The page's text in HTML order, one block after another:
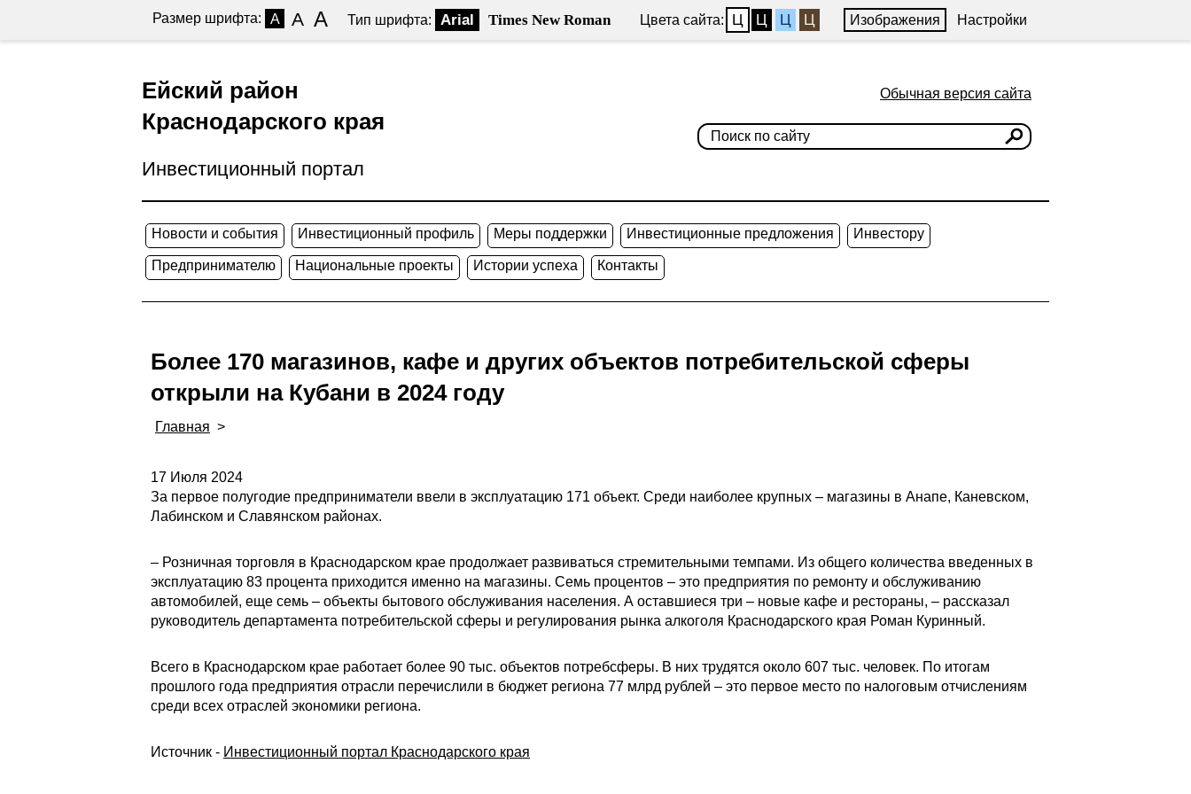
Размер шрифта: A A A Тип шрифта: Arial Times New Roman Цвета сайта: Ц Ц Ц Ц Изображения Настройки
Ейский район
Краснодарского края
Инвестиционный портал
Обычная версия сайта
Новости и события Инвестиционный профиль Меры поддержки Инвестиционные предложения Инвестору
Предпринимателю Национальные проекты Истории успеха Контакты
Более 170 магазинов, кафе и других объектов потребительской сферы
открыли на Кубани в 2024 году
Главная >
17 Июля 2024
За первое полугодие предприниматели ввели в эксплуатацию 171 объект. Среди наиболее крупных – магазины в Анапе, Каневском,
Лабинском и Славянском районах.
– Розничная торговля в Краснодарском крае продолжает развиваться стремительными темпами. Из общего количества введенных в
эксплуатацию 83 процента приходится именно на магазины. Семь процентов – это предприятия по ремонту и обслуживанию
автомобилей, еще семь – объекты бытового обслуживания населения. А оставшиеся три – новые кафе и рестораны, – рассказал
руководитель департамента потребительской сферы и регулирования рынка алкоголя Краснодарского края Роман Куринный.
Всего в Краснодарском крае работает более 90 тыс. объектов потребсферы. В них трудятся около 607 тыс. человек. По итогам
прошлого года предприятия отрасли перечислили в бюджет региона 77 млрд рублей – это первое место по налоговым отчислениям
среди всех отраслей экономики региона.
Источник - Инвестиционный портал Краснодарского края